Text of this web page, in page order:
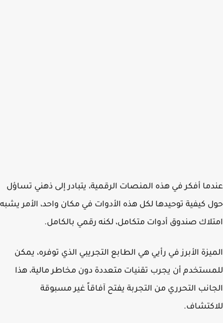
أفكر في هذه المنصات الرقمية، يتبادر إلى ذهني تساؤل
كيفية توحيدها لكل هذه الأدوات في مكان واحد، الأمر يشبه
صندوق أدوات متكامل، لكنه رقمي بالكامل.
الأبرز في رأيي هي الطابع التجريبي الذي توفره، يمكن
أن يجرب تقنيات متعددة دون مخاطر مالية، هذا
التحرري من التجربة يفتح آفاقاً غير مسبوقة